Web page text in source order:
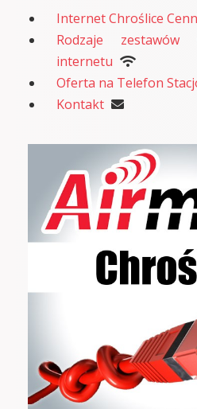
Internet Chroślice
Rodzaje zestawów
internetu
Oferta na Telefon
Kontakt